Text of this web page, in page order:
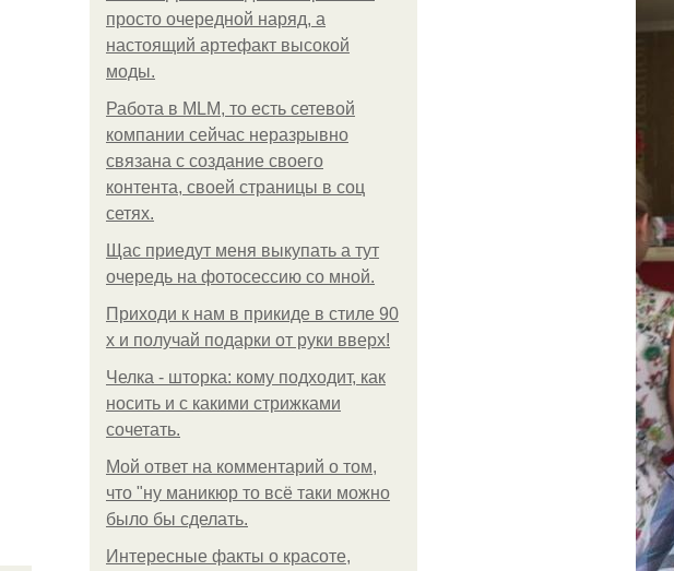
просто очередной наряд, а
настоящий артефакт высокой
моды.
Работа в MLM, то есть сетевой
компании сейчас неразрывно
связана с создание своего
контента, своей страницы в соц
сетях.
Щас приедут меня выкупать а тут
очередь на фотосессию со мной.
Приходи к нам в прикиде в стиле 90
х и получай подарки от руки вверх!
Челка - шторка: кому подходит, как
носить и с какими стрижками
сочетать.
Мой ответ на комментарий о том,
что "ну маникюр то всё таки можно
было бы сделать.
Интересные факты о красоте,